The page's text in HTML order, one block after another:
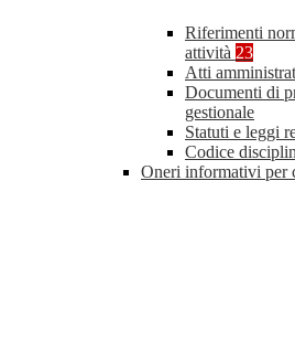
Riferimenti
attività 23
Atti
Documenti di
gestionale
Statuti e leggi
Codice
Oneri informativi per